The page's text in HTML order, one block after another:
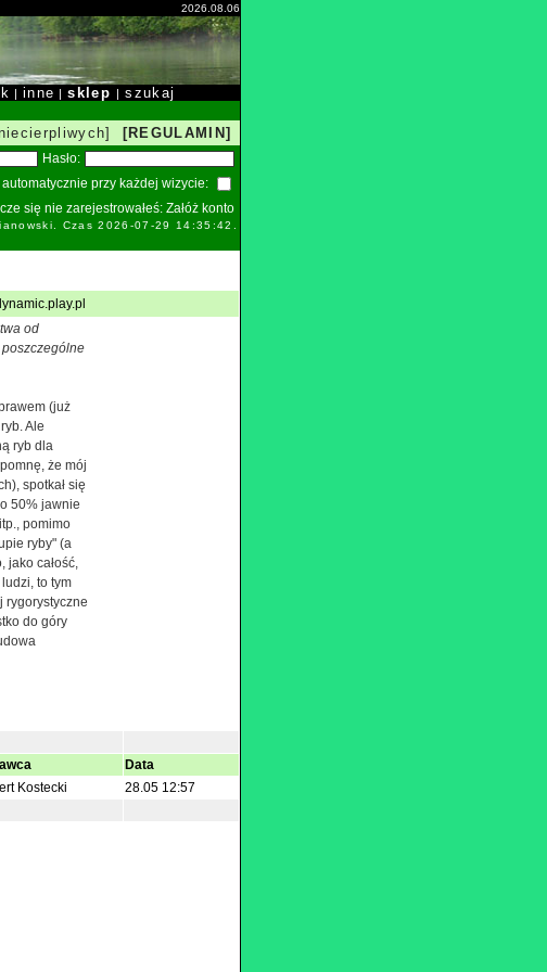
2026.08.06
| inne |sklep |szukaj
[REGULAMIN]
Hasło:
przy każdej wizycie:
się nie zarejestrowałeś: Załóż konto
Czas 2026-07-29 14:35:42.
od
poszczególne
(już
Ale
ryb dla
że mój
spotkał się
50% jawnie
pomimo
ryby" (a
jako całość,
to tym
rygorystyczne
do góry
Data
Kostecki 28.05 12:57